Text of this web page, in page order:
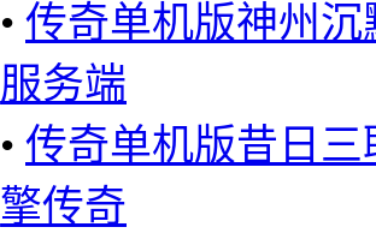
• 传奇单机版神州
服务端
• 传奇单机版昔日
擎传奇